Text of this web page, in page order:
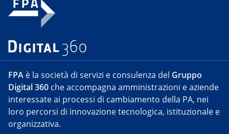
FPA è la società di servizi e consulenza del Gruppo
Digital 360 che accompagna amministrazioni e aziende
interessate ai processi di cambiamento della PA, nei
loro percorsi di innovazione tecnologica, istituzionale e
organizzativa.